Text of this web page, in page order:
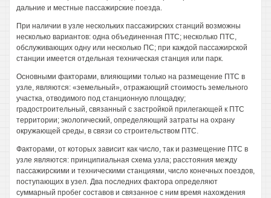
дальние и местные пассажирские поезда.
При наличии в узле нескольких пассажирских станций возможны
несколько вариантов: одна объединенная ПТС; несколько ПТС,
обслуживающих одну или несколько ПС; при каждой пассажирской
станции имеется отдельная техническая станция или парк.
Основными факторами, влияющими только на размещение ПТС в
узле, являются: «земельный», отражающий стоимость земельного
участка, отводимого под станционную площадку;
градостроительный, связанный с застройкой прилегающей к ПТС
территории; экологический, определяющий затраты на охрану
окружающей среды, в связи со строительством ПТС.
Факторами, от которых зависит как число, так и размещение ПТС в
узле являются: принципиальная схема узла; расстояния между
пассажирскими и техническими станциями, число конечных поездов,
поступающих в узел. Два последних фактора определяют
суммарный пробег составов и связанное с ним время нахождения